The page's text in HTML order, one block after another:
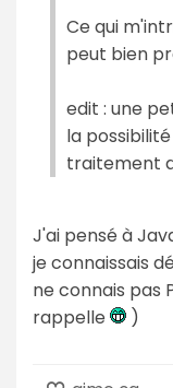
Ce qui
peut bien
edit : une
la
traitement
J'ai pensé à
je connaissais
ne connais pas
rappelle
)